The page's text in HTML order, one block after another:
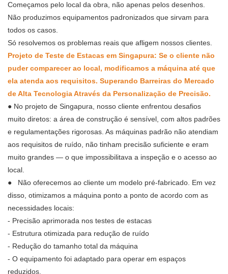
Começamos pelo local da obra, não apenas pelos desenhos.
Não produzimos equipamentos padronizados que sirvam para
todos os casos.
Só resolvemos os problemas reais que afligem nossos clientes.
Projeto de Teste de Estacas em Singapura: Se o cliente não
puder comparecer ao local, modificamos a máquina até que
ela atenda aos requisitos. Superando Barreiras do Mercado
de Alta Tecnologia Através da Personalização de Precisão.
● No projeto de Singapura, nosso cliente enfrentou desafios
muito diretos: a área de construção é sensível, com altos padrões
e regulamentações rigorosas. As máquinas padrão não atendiam
aos requisitos de ruído, não tinham precisão suficiente e eram
muito grandes — o que impossibilitava a inspeção e o acesso ao
local.
●
Não oferecemos ao cliente um modelo pré-fabricado. Em vez
disso, otimizamos a máquina ponto a ponto de acordo com as
necessidades locais:
- Precisão aprimorada nos testes de estacas
- Estrutura otimizada para redução de ruído
- Redução do tamanho total da máquina
- O equipamento foi adaptado para operar em espaços
reduzidos.